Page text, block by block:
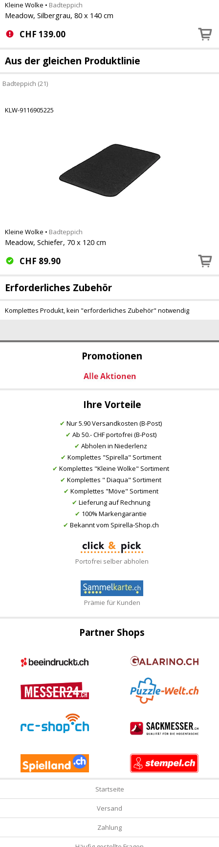
Promotionen
Ihre Vorteile
✔ Nur 5.90 Versandkosten (B-Post)
✔ Ab 50.- CHF portofrei (B-Post)
✔ Abholen in Niederlenz
✔ Komplettes "Spirella" Sortiment
✔ Komplettes "Kleine Wolke" Sortiment
✔ Komplettes " Diaqua" Sortiment
✔ Komplettes "Möve" Sortiment
✔ Lieferung auf Rechnung
✔ 100% Markengarantie
✔ Bekannt vom Spirella-Shop.ch
Portofrei selber abholen
Prämie für Kunden
Kleine Wolke • Badteppich
Meadow, Silbergrau, 80 x 140 cm
CHF 139.00
Aus der gleichen Produktlinie
Badteppich (21)
KLW-9116905225
Kleine Wolke • Badteppich
Meadow, Schiefer, 70 x 120 cm
CHF 89.90
Erforderliches Zubehör
Komplettes Produkt, kein "erforderliches Zubehör" notwendig
Partner Shops
Startseite
Versand
Zahlung